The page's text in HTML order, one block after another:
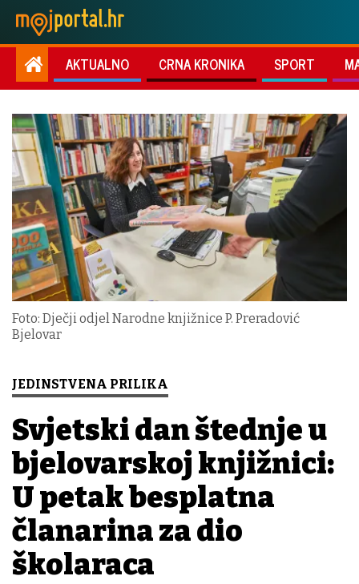
AKTUALNO CRNA KRONIKA SPORT
Foto: Dječji odjel Narodne knjižnice P. Preradović
Bjelovar
JEDINSTVENA PRILIKA
Svjetski dan štednje u
bjelovarskoj knjižnici:
U petak besplatna
članarina za dio
školaraca